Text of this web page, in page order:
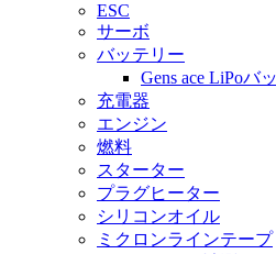
ESC
サーボ
バッテリー
Gens ace LiPoバ
充電器
エンジン
燃料
スターター
プラグヒーター
シリコンオイル
ミクロンラインテープ